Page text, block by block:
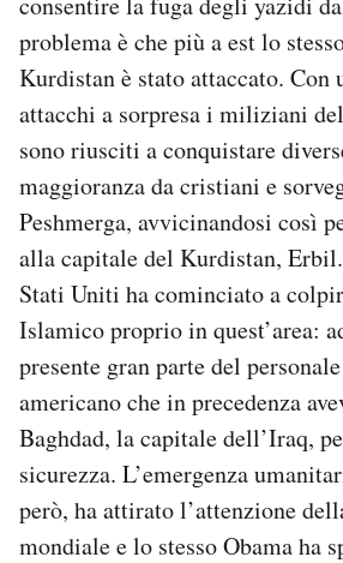
problema è che più a est lo
Kurdistan è stato attaccato. Con
attacchi a sorpresa i miliziani
sono riusciti a conquistare
maggioranza da cristiani e
Peshmerga, avvicinandosi così
alla capitale del Kurdistan,
Stati Uniti ha cominciato a
Islamico proprio in quest’area:
presente gran parte del
americano che in precedenza
Baghdad, la capitale dell’Iraq,
sicurezza. L’emergenza
però, ha attirato l’attenzione
mondiale e lo stesso Obama ha